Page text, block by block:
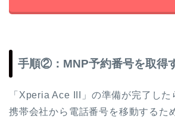
手順②：MNP予約番号を取得
「Xperia Ace III」の準備が完了し
携帯会社から電話番号を移動するた